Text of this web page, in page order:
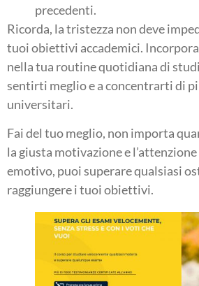
precedenti.
Ricorda, la tristezza non deve
tuoi obiettivi accademici.
nella tua routine quotidiana di
sentirti meglio e a concentrarti di
universitari.
Fai del tuo meglio, non importa
la giusta motivazione e
emotivo, puoi superare qualsiasi
raggiungere i tuoi obiettivi.